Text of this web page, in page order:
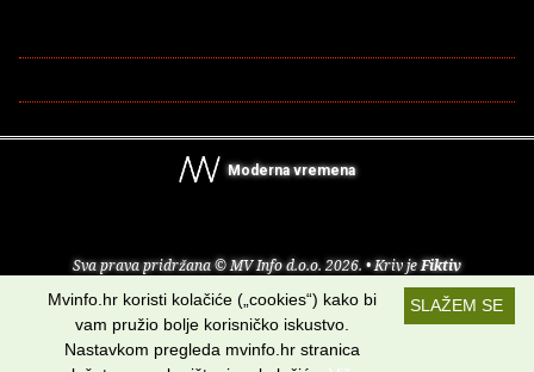
Moderna vremena
Sva prava pridržana © MV Info d.o.o. 2026. • Kriv jeFiktiv
O nama• Pomoć• Uvjeti korištenja•RSS kanali
Potraži nas na:
SLAŽEM SE
Mvinfo.hr koristi kolačiće („cookies“) kako bi
vam pružio bolje korisničko iskustvo.
Nastavkom pregleda mvinfo.hr stranica